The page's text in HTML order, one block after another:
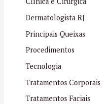
Dermatologista RJ
Principais Queixas
Procedimentos
Tecnologia
Tratamentos Corporais
Tratamentos Faciais